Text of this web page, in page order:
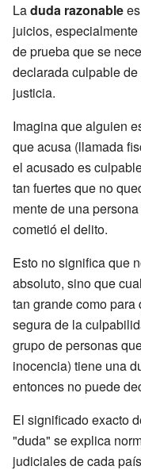
Laduda razonable
juicios,
de prueba que se
declarada culpable
justicia.
Imagina que alguien
que acusa (llamada
el acusado es
tan fuertes que no
mente de una
cometió el delito.
Esto no significa que
absoluto, sino que
tan grande como
segura de la
grupo de personas
inocencia) tiene una
entonces no puede
El significado exacto
"duda" se explica
judiciales de cada